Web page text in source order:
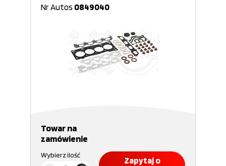
Nr Autos 0849040
Towar na
zamówienie
Wybierz ilość
Zapytaj o